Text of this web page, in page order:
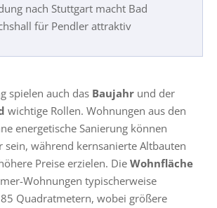
nach Stuttgart macht Bad
für Pendler attraktiv
spielen auch das Baujahr und der
wichtige Rollen. Wohnungen aus den
energetische Sanierung können
sein, während kernsanierte Altbauten
Preise erzielen. Die Wohnfläche
Wohnungen typischerweise
Quadratmetern, wobei größere